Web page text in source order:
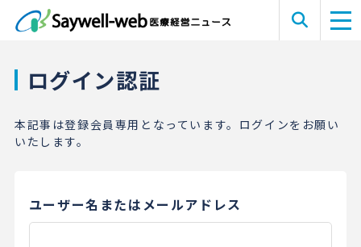
ログイン認証
本記事は登録会員専用となっています。ログインをお願い
いたします。
ユーザー名またはメールアドレス